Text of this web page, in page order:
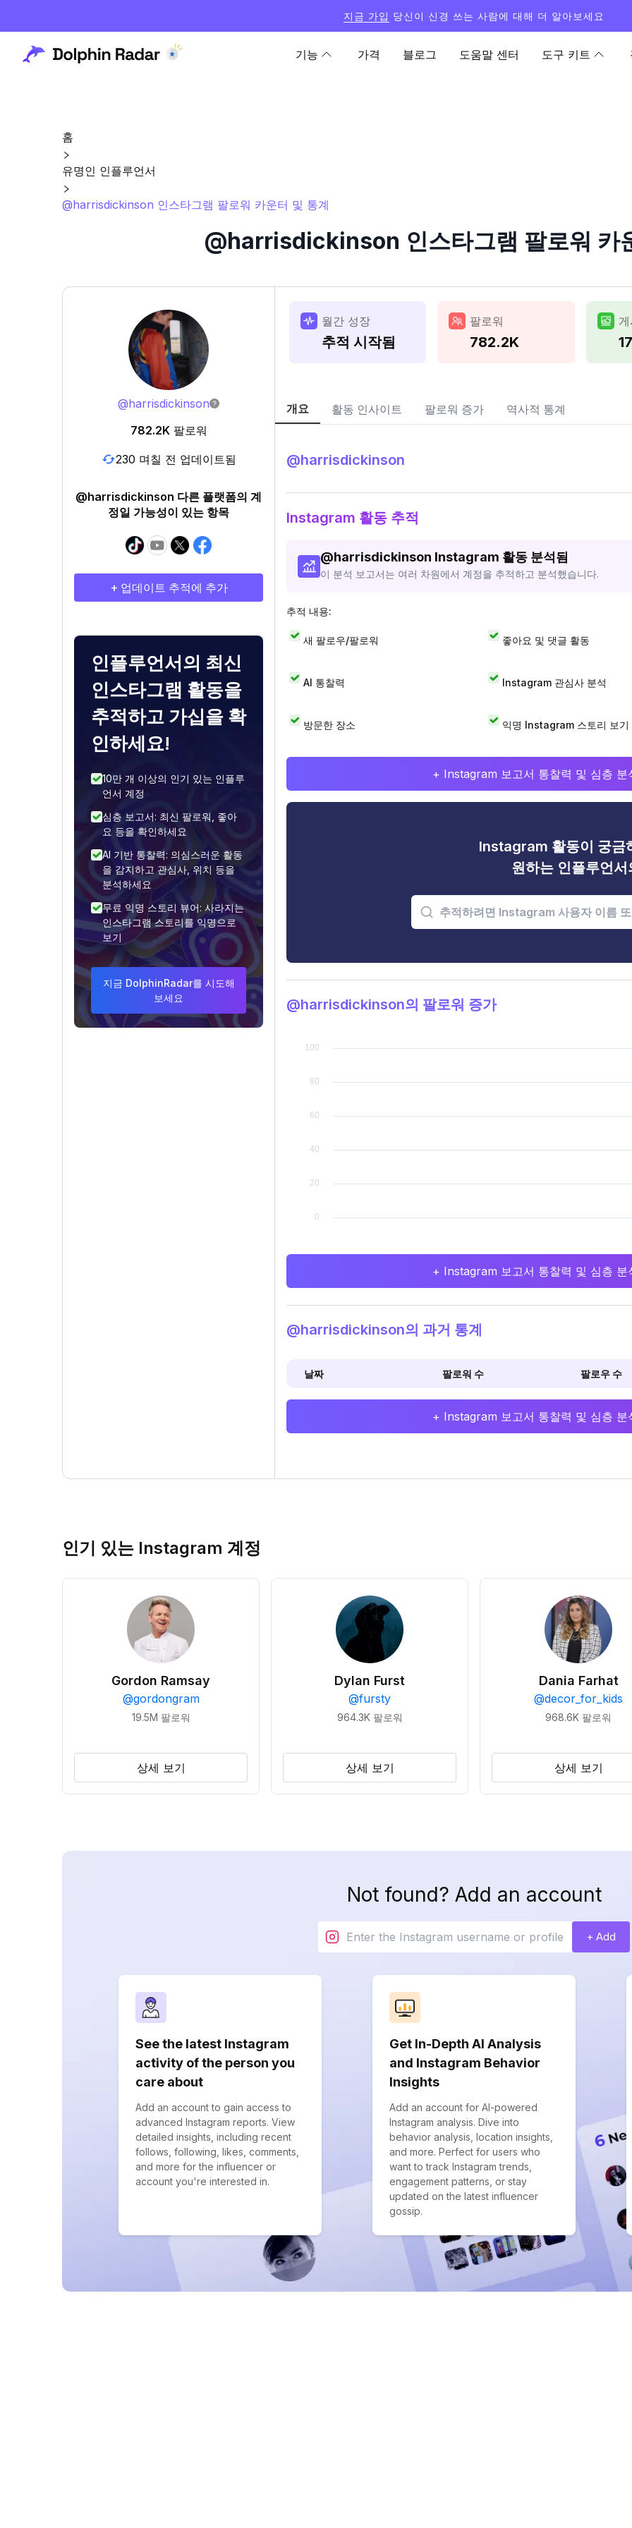
지금 가입 당신이 신경 쓰는 사람에 대해 더 알아보세요
기능 가격 블로그 도움말 센터 도구 키트
홈
유명인 인플루언서
@harrisdickinson 인스타그램 팔로워 카운터 및 통계
@harrisdickinson 인스타그램 팔로워 카
@harrisdickinson
782.2K 팔로워
230 며칠 전 업데이트됨
@harrisdickinson 다른 플랫폼의 계
정일 가능성이 있는 항목
+ 업데이트 추적에 추가
인플루언서의 최신
인스타그램 활동을
추적하고 가십을 확
인하세요!
10만 개 이상의 인기 있는 인플루
언서 계정
심층 보고서: 최신 팔로워, 좋아
요 등을 확인하세요
AI 기반 통찰력: 의심스러운 활동
을 감지하고 관심사, 위치 등을
분석하세요
무료 익명 스토리 뷰어: 사라지는
인스타그램 스토리를 익명으로
보기
지금 DolphinRadar를 시도해
보세요
월간 성장
추적 시작됨
팔로워
782.2K
개요 활동 인사이트 팔로워 증가 역사적 통계
@harrisdickinson
Instagram 활동 추적
@harrisdickinson Instagram 활동 분석됨
이 분석 보고서는 여러 차원에서 계정을 추적하고 분석했습니다.
추적 내용:
새 팔로우/팔로워 좋아요 및 댓글 활동
AI 통찰력 Instagram 관심사 분석
방문한 장소 익명 Instagram 스토리 보기
+ Instagram 보고서 통찰력 및 심층 분
Instagram 활동이 궁금
원하는 인플루언서
@harrisdickinson의 팔로워 증가
+ Instagram 보고서 통찰력 및 심층 분
@harrisdickinson의 과거 통계
날짜 팔로워 수 팔로우 수
+ Instagram 보고서 통찰력 및 심층 분
인기 있는 Instagram 계정
Gordon Ramsay
@gordongram
19.5M 팔로워
상세 보기
Dylan Furst
@fursty
964.3K 팔로워
상세 보기
Dania Farhat
@decor_for_kids
968.6K 팔로워
상세 보기
Not found? Add an account
+ Add
See the latest Instagram
activity of the person you
care about
Add an account to gain access to
advanced Instagram reports. View
detailed insights, including recent
follows, following, likes, comments,
and more for the influencer or
account you're interested in.
Get In-Depth AI Analysis
and Instagram Behavior
Insights
Add an account for AI-powered
Instagram analysis. Dive into
behavior analysis, location insights,
and more. Perfect for users who
want to track Instagram trends,
engagement patterns, or stay
updated on the latest influencer
gossip.